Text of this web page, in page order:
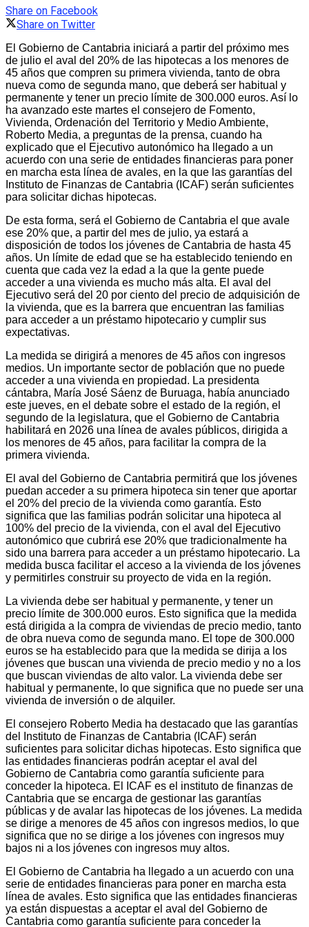
Share on Facebook
Share on Twitter
El Gobierno de Cantabria iniciará a partir del próximo mes
de julio el aval del 20% de las hipotecas a los menores de
45 años que compren su primera vivienda, tanto de obra
nueva como de segunda mano, que deberá ser habitual y
permanente y tener un precio límite de 300.000 euros. Así lo
ha avanzado este martes el consejero de Fomento,
Vivienda, Ordenación del Territorio y Medio Ambiente,
Roberto Media, a preguntas de la prensa, cuando ha
explicado que el Ejecutivo autonómico ha llegado a un
acuerdo con una serie de entidades financieras para poner
en marcha esta línea de avales, en la que las garantías del
Instituto de Finanzas de Cantabria (ICAF) serán suficientes
para solicitar dichas hipotecas.
De esta forma, será el Gobierno de Cantabria el que avale
ese 20% que, a partir del mes de julio, ya estará a
disposición de todos los jóvenes de Cantabria de hasta 45
años. Un límite de edad que se ha establecido teniendo en
cuenta que cada vez la edad a la que la gente puede
acceder a una vivienda es mucho más alta. El aval del
Ejecutivo será del 20 por ciento del precio de adquisición de
la vivienda, que es la barrera que encuentran las familias
para acceder a un préstamo hipotecario y cumplir sus
expectativas.
La medida se dirigirá a menores de 45 años con ingresos
medios. Un importante sector de población que no puede
acceder a una vivienda en propiedad. La presidenta
cántabra, María José Sáenz de Buruaga, había anunciado
este jueves, en el debate sobre el estado de la región, el
segundo de la legislatura, que el Gobierno de Cantabria
habilitará en 2026 una línea de avales públicos, dirigida a
los menores de 45 años, para facilitar la compra de la
primera vivienda.
El aval del Gobierno de Cantabria permitirá que los jóvenes
puedan acceder a su primera hipoteca sin tener que aportar
el 20% del precio de la vivienda como garantía. Esto
significa que las familias podrán solicitar una hipoteca al
100% del precio de la vivienda, con el aval del Ejecutivo
autonómico que cubrirá ese 20% que tradicionalmente ha
sido una barrera para acceder a un préstamo hipotecario. La
medida busca facilitar el acceso a la vivienda de los jóvenes
y permitirles construir su proyecto de vida en la región.
La vivienda debe ser habitual y permanente, y tener un
precio límite de 300.000 euros. Esto significa que la medida
está dirigida a la compra de viviendas de precio medio, tanto
de obra nueva como de segunda mano. El tope de 300.000
euros se ha establecido para que la medida se dirija a los
jóvenes que buscan una vivienda de precio medio y no a los
que buscan viviendas de alto valor. La vivienda debe ser
habitual y permanente, lo que significa que no puede ser una
vivienda de inversión o de alquiler.
El consejero Roberto Media ha destacado que las garantías
del Instituto de Finanzas de Cantabria (ICAF) serán
suficientes para solicitar dichas hipotecas. Esto significa que
las entidades financieras podrán aceptar el aval del
Gobierno de Cantabria como garantía suficiente para
conceder la hipoteca. El ICAF es el instituto de finanzas de
Cantabria que se encarga de gestionar las garantías
públicas y de avalar las hipotecas de los jóvenes. La medida
se dirige a menores de 45 años con ingresos medios, lo que
significa que no se dirige a los jóvenes con ingresos muy
bajos ni a los jóvenes con ingresos muy altos.
El Gobierno de Cantabria ha llegado a un acuerdo con una
serie de entidades financieras para poner en marcha esta
línea de avales. Esto significa que las entidades financieras
ya están dispuestas a aceptar el aval del Gobierno de
Cantabria como garantía suficiente para conceder la